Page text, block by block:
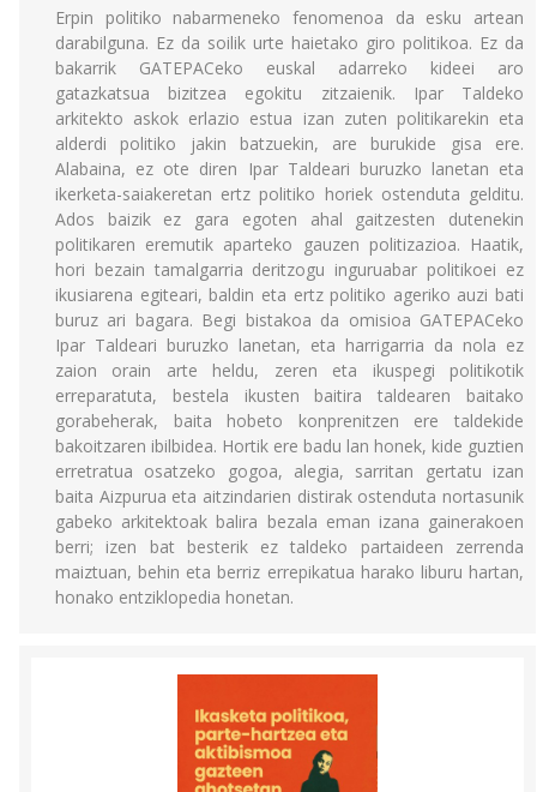
Erpin politiko nabarmeneko fenomenoa da esku artean
darabilguna. Ez da soilik urte haietako giro politikoa. Ez da
bakarrik GATEPACeko euskal adarreko kideei aro
gatazkatsua bizitzea egokitu zitzaienik. Ipar Taldeko
arkitekto askok erlazio estua izan zuten politikarekin eta
alderdi politiko jakin batzuekin, are burukide gisa ere.
Alabaina, ez ote diren Ipar Taldeari buruzko lanetan eta
ikerketa-saiakeretan ertz politiko horiek ostenduta gelditu.
Ados baizik ez gara egoten ahal gaitzesten dutenekin
politikaren eremutik aparteko gauzen politizazioa. Haatik,
hori bezain tamalgarria deritzogu inguruabar politikoei ez
ikusiarena egiteari, baldin eta ertz politiko ageriko auzi bati
buruz ari bagara. Begi bistakoa da omisioa GATEPACeko
Ipar Taldeari buruzko lanetan, eta harrigarria da nola ez
zaion orain arte heldu, zeren eta ikuspegi politikotik
erreparatuta, bestela ikusten baitira taldearen baitako
gorabeherak, baita hobeto konprenitzen ere taldekide
bakoitzaren ibilbidea. Hortik ere badu lan honek, kide guztien
erretratua osatzeko gogoa, alegia, sarritan gertatu izan
baita Aizpurua eta aitzindarien distirak ostenduta nortasunik
gabeko arkitektoak balira bezala eman izana gainerakoen
berri; izen bat besterik ez taldeko partaideen zerrenda
maiztuan, behin eta berriz errepikatua harako liburu hartan,
honako entziklopedia honetan.